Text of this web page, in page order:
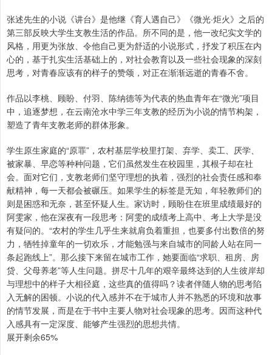
张述先生的小说《讲台》是他继《育人遇自己》《微光·炬火》之后的
第三部反映大学生支教生活的作品。所不同的是，他一改纪实文学的
风格，用更为张放、令他自己更为舒适的小说形式，抒发了积压在内
心的，基于扎实生活基础上的，对社会教育以及一些社会现象的深刻
思考，对青春应该有的样子的赞颂，对正在渐渐远逝的青春不舍。
作品以李桃、顾盼、付羽、陈纳德等为代表的热血青年在“微光”项目
中，追逐梦想，在云南沧水中学三年支教的经历为小说的情节构架，
塑造了青年支教老师的群体形象。
学生原生家庭的“原罪”，农村基层学校里打架、弃学、卖工、厌学、
被家暴、早恋等种种问题，它们虽然发生在校园里，其根子却在社
会。面对它们，支教老师们坚守理想的执着，强烈的社会责任感和奉
献精神，每一天都会被碾压。如果学生的标签是无知，年轻教师们的
则是困惑和无奈，甚至怀疑人生。家访时，顾盼住在班里成绩最好的
阿雯家，他在深夜有一段思考：阿雯的成绩考上高中、考上大学是没
有疑问的。“农村的学生几乎生来就肩负着重担，也要多付出数倍的努
力，牺牲掉童年的一切欢乐，才能勉强与来自城市的同龄人站在同一
条起跑线上”。那么接下来留在城市工作，她要面临“求职、租房、房
贷、父母养老”等人生问题。拼尽十几年的艰辛最终达到的人生彼岸却
与理想中的样子大相径庭，这些真的值得吗？读者伴随人物的思考陷
入无解的困顿。小说的代入感并不在于城市人并不熟悉的环境和故事
的情节发展，而是在于书中主要人物对社会现象的思考。因而这种代
入感具有一定深度、能够产生强烈的思想共情。
展开剩余65%